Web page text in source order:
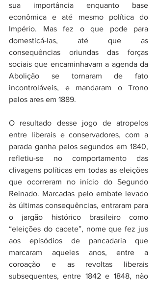
sua importância enquanto base
econômica e até mesmo política do
Império. Mas fez o que pode para
domesticá-las, até que as
consequências oriundas das forças
sociais que encaminhavam a agenda da
Abolição se tornaram de fato
incontroláveis, e mandaram o Trono
pelos ares em 1889.
O resultado desse jogo de atropelos
entre liberais e conservadores, com a
parada ganha pelos segundos em 1840,
refletiu-se no comportamento das
clivagens políticas em todas as eleições
que ocorreram no início do Segundo
Reinado. Marcadas pelo embate levado
às últimas consequências, entraram para
o jargão histórico brasileiro como
“eleições do cacete”, nome que fez jus
aos episódios de pancadaria que
marcaram aqueles anos, entre a
coroação e as revoltas liberais
subsequentes, entre 1842 e 1848, não